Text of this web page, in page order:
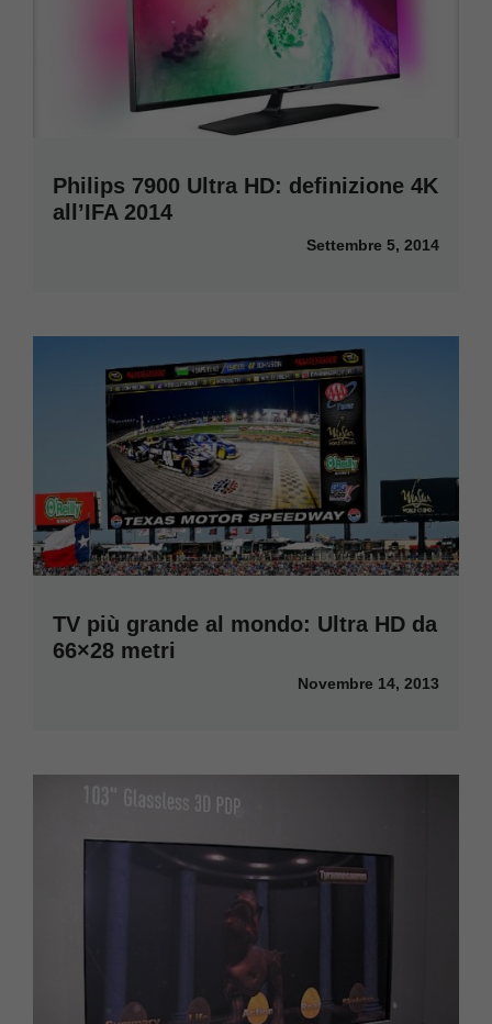
Philips 7900 Ultra HD: definizione 4K
all’IFA 2014
Settembre 5, 2014
TV più grande al mondo: Ultra HD da
66×28 metri
Novembre 14, 2013